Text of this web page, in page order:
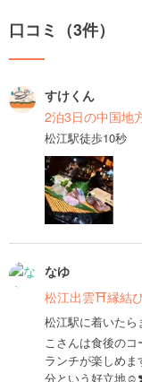
口コミ（3件）
すけくん
2泊3日の中国地
松江駅徒歩10秒
なゆ
松江出雲⛩縁結
松江駅に着いた
こさんは食後の
ランチが楽しめ
分という好立地